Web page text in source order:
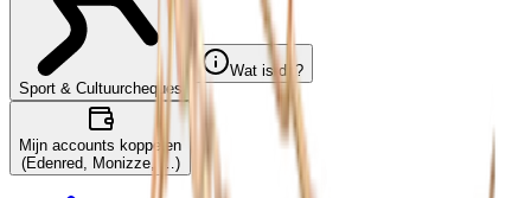
Sport & Cultuurcheques
Wat is dit?
Mijn accounts koppelen
(Edenred, Monizze, …)